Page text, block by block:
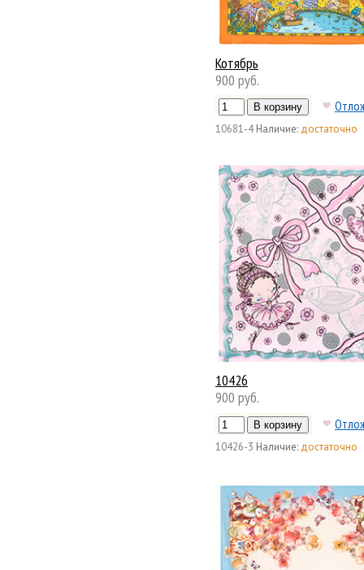
Котябрь
900 руб.
10681-4 Наличие: достаточно
10426
900 руб.
10426-3 Наличие: достаточно